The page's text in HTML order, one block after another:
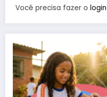
Você precisa fazer o login